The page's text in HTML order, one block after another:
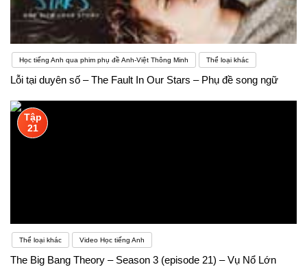
Học tiếng Anh qua phim phụ đề Anh-Việt Thông Minh Thể loại khác
Lỗi tại duyên số – The Fault In Our Stars – Phụ đề song ngữ
Tập
21
Thể loại khác Video Học tiếng Anh
The Big Bang Theory – Season 3 (episode 21) – Vụ Nổ Lớn